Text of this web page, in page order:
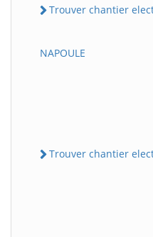
Trouver chantier
NAPOULE
Trouver chantier